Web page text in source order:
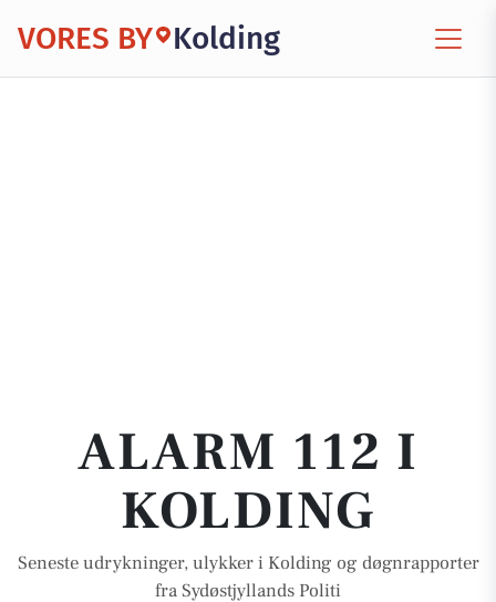
VORES BY Kolding
ALARM 112 I
KOLDING
Seneste udrykninger, ulykker i Kolding og døgnrapporter
fra Sydøstjyllands Politi